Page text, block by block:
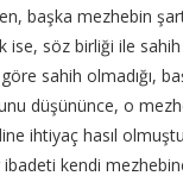
başka mezhebin
söz birliği ile
sahih olmadığı,
düşününce, o
ihtiyaç hasıl
kendi